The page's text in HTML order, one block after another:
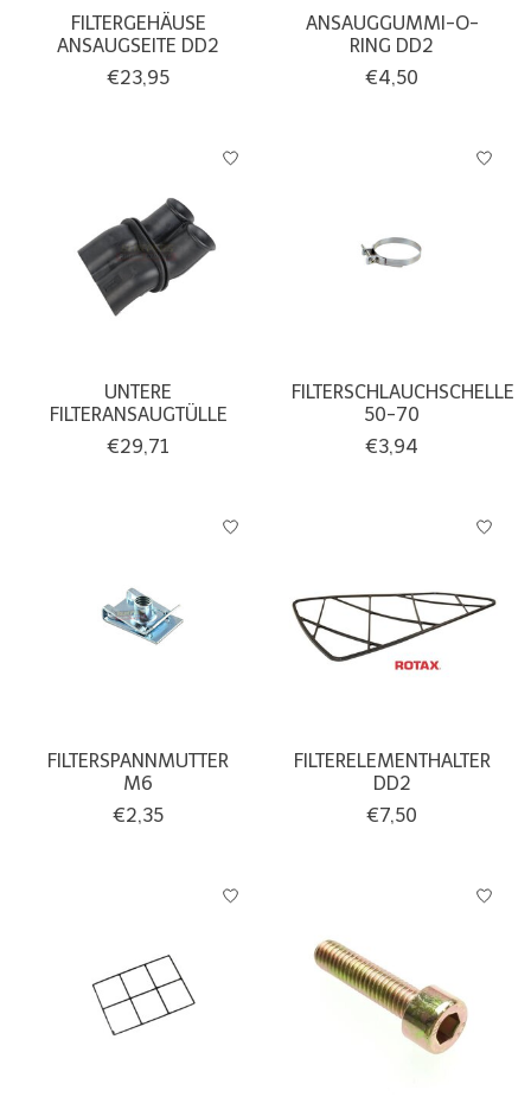
FILTERGEHÄUSE
ANSAUGSEITE DD2
€23,95
ANSAUGGUMMI-O-
RING DD2
€4,50
UNTERE
FILTERANSAUGTÜLLE
€29,71
FILTERSCHLAUCHSCHELLE
50-70
€3,94
FILTERSPANNMUTTER
M6
€2,35
FILTERELEMENTHALTER
DD2
€7,50